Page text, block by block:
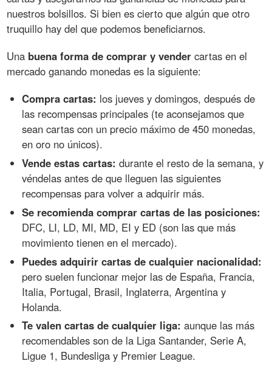
nuestros bolsillos. Si bien es cierto que algún que otro
truquillo hay del que podemos beneficiarnos.
Una buena forma de comprar y vender cartas en el
mercado ganando monedas es la siguiente:
Compra cartas: los jueves y domingos, después de
las recompensas principales (te aconsejamos que
sean cartas con un precio máximo de 450 monedas,
en oro no únicos).
Vende estas cartas: durante el resto de la semana, y
véndelas antes de que lleguen las siguientes
recompensas para volver a adquirir más.
Se recomienda comprar cartas de las posiciones:
DFC, LI, LD, MI, MD, EI y ED (son las que más
movimiento tienen en el mercado).
Puedes adquirir cartas de cualquier nacionalidad:
pero suelen funcionar mejor las de España, Francia,
Italia, Portugal, Brasil, Inglaterra, Argentina y
Holanda.
Te valen cartas de cualquier liga: aunque las más
recomendables son de la Liga Santander, Serie A,
Ligue 1, Bundesliga y Premier League.